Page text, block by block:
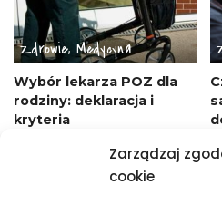
Zarządzaj
cookie
Zdrowie, Medycyna
Wybór lekarza POZ dla
rodziny: deklaracja i
kryteria